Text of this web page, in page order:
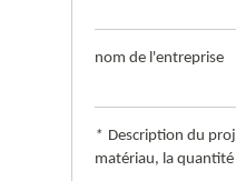
nom de l'entreprise
* Description du
matériau, la